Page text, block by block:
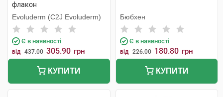
флакон
Evoluderm (C2J Evoluderm)
Є в наявності
від 437.00 305.90 грн
КУПИТИ
Бюбхен
Є в наявності
від 226.00 180.80 грн
КУПИТИ